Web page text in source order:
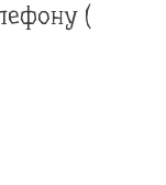
(